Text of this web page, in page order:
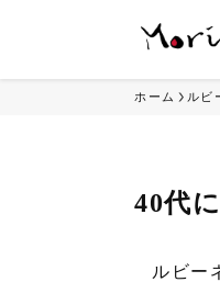
ホーム ルビ
40代
ルビー